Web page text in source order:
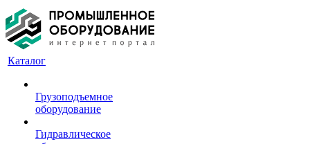
Каталог
Грузоподъемное
оборудование
Гидравлическое